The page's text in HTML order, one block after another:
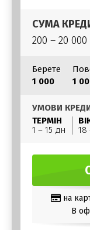
СУМА
200 – 20 000
Берете
1 000
1
УМОВИ
ТЕРМІН
1 – 15 дн
18
на
В